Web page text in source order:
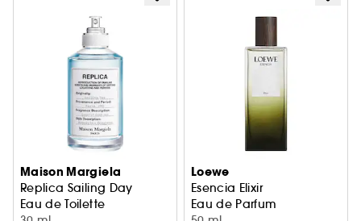
Maison Margiela
Replica Sailing Day
Eau de Toilette
Loewe
Esencia Elixir
Eau de Parfum